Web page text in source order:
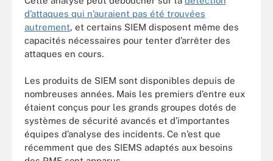
d’attaques qui n’auraient pas été trouvées
autrement, et certains SIEM disposent même des
capacités nécessaires pour tenter d’arrêter des
attaques en cours.
Les produits de SIEM sont disponibles depuis de
nombreuses années. Mais les premiers d’entre eux
étaient conçus pour les grands groupes dotés de
systèmes de sécurité avancés et d’importantes
équipes d’analyse des incidents. Ce n’est que
récemment que des SIEMS adaptés aux besoins